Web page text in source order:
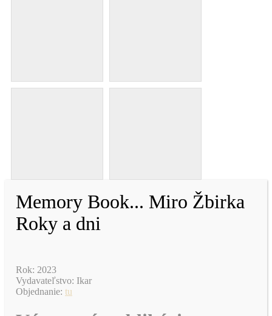
Memory Book... Miro Žbirka
Roky a dni
Rok: 2023
Vydavateľstvo: Ikar
Objednanie: tu